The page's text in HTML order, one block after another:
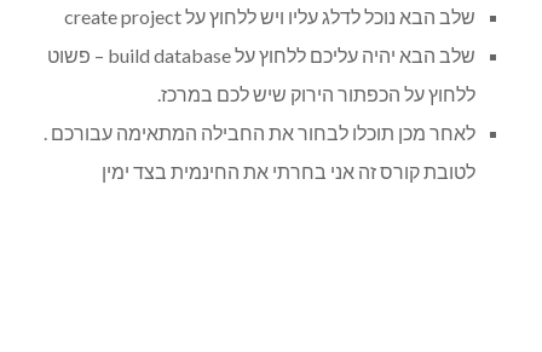
שלב הבא נוכל לדלג עליו ויש ללחוץ על create project
שלב הבא יהיה עליכם ללחוץ על build database – פשוט
ללחוץ על הכפתור הירוק שיש לכם במרכז.
לאחר מכן תוכלו לבחור את החבילה המתאימה עבורכם .
לטובת קורס זה אני בחרתי את החינמית בצד ימין